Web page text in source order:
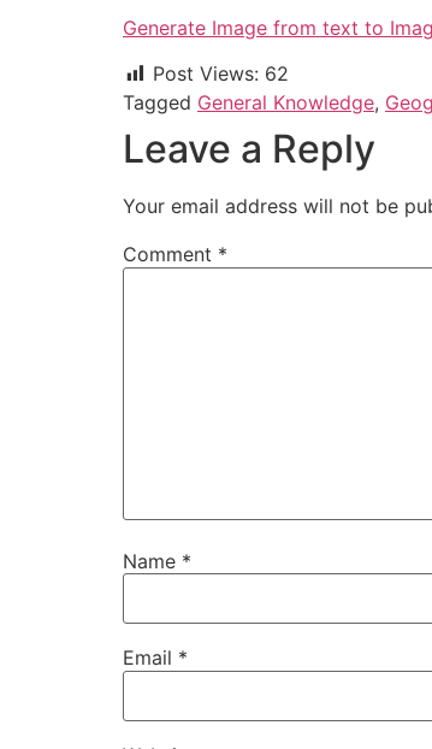
Generate Image from text to
Post Views: 62
Tagged General Knowledge,
Leave a Reply
Your email address will not be
Comment *
Name *
Email *